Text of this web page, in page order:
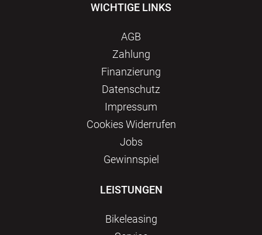
WICHTIGE LINKS
AGB
Zahlung
Finanzierung
Datenschutz
Impressum
Сookies Widerrufen
Jobs
Gewinnspiel
LEISTUNGEN
Bikeleasing